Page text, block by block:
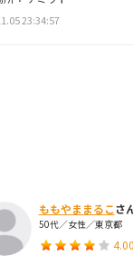
23:34:57
ももやままるこさ
50代／女性／東京都
4.00